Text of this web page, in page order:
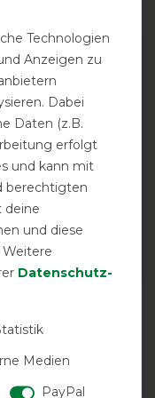
-
Technologien
Anzeigen zu
Dabei
Daten (z.B.
erfolgt
und kann mit
berechtigten
deine
und diese
Daten­schutz­
Medien
PayPal